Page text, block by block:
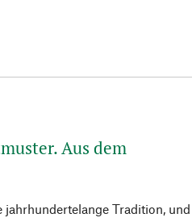
Aus dem
Tradition, und